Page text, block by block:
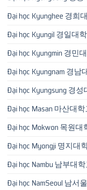
Đại học Kyunghee 경희
Đại học Kyungil 경일대
Đại học Kyungmin 경민
Đại học Kyungnam 경남
Đại học Kyungsung 경
Đại học Masan 마산대
Đại học Mokwon 목원대
Đại học Myongji 명지대
Đại học Nambu 남부대
Đại học NamSeoul 남서